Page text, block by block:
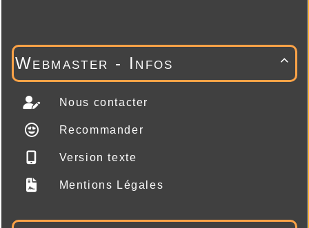

Webmaster - Infos
Nous contacter
Recommander
Version texte
Mentions Légales